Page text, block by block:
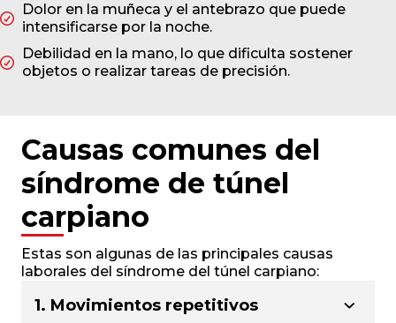
Dolor en la muñeca y el antebrazo que puede
intensificarse por la noche.
Debilidad en la mano, lo que dificulta sostener
objetos o realizar tareas de precisión.
Causas comunes del
síndrome de túnel
carpiano
Estas son algunas de las principales causas
laborales del síndrome del túnel carpiano:
1. Movimientos repetitivos